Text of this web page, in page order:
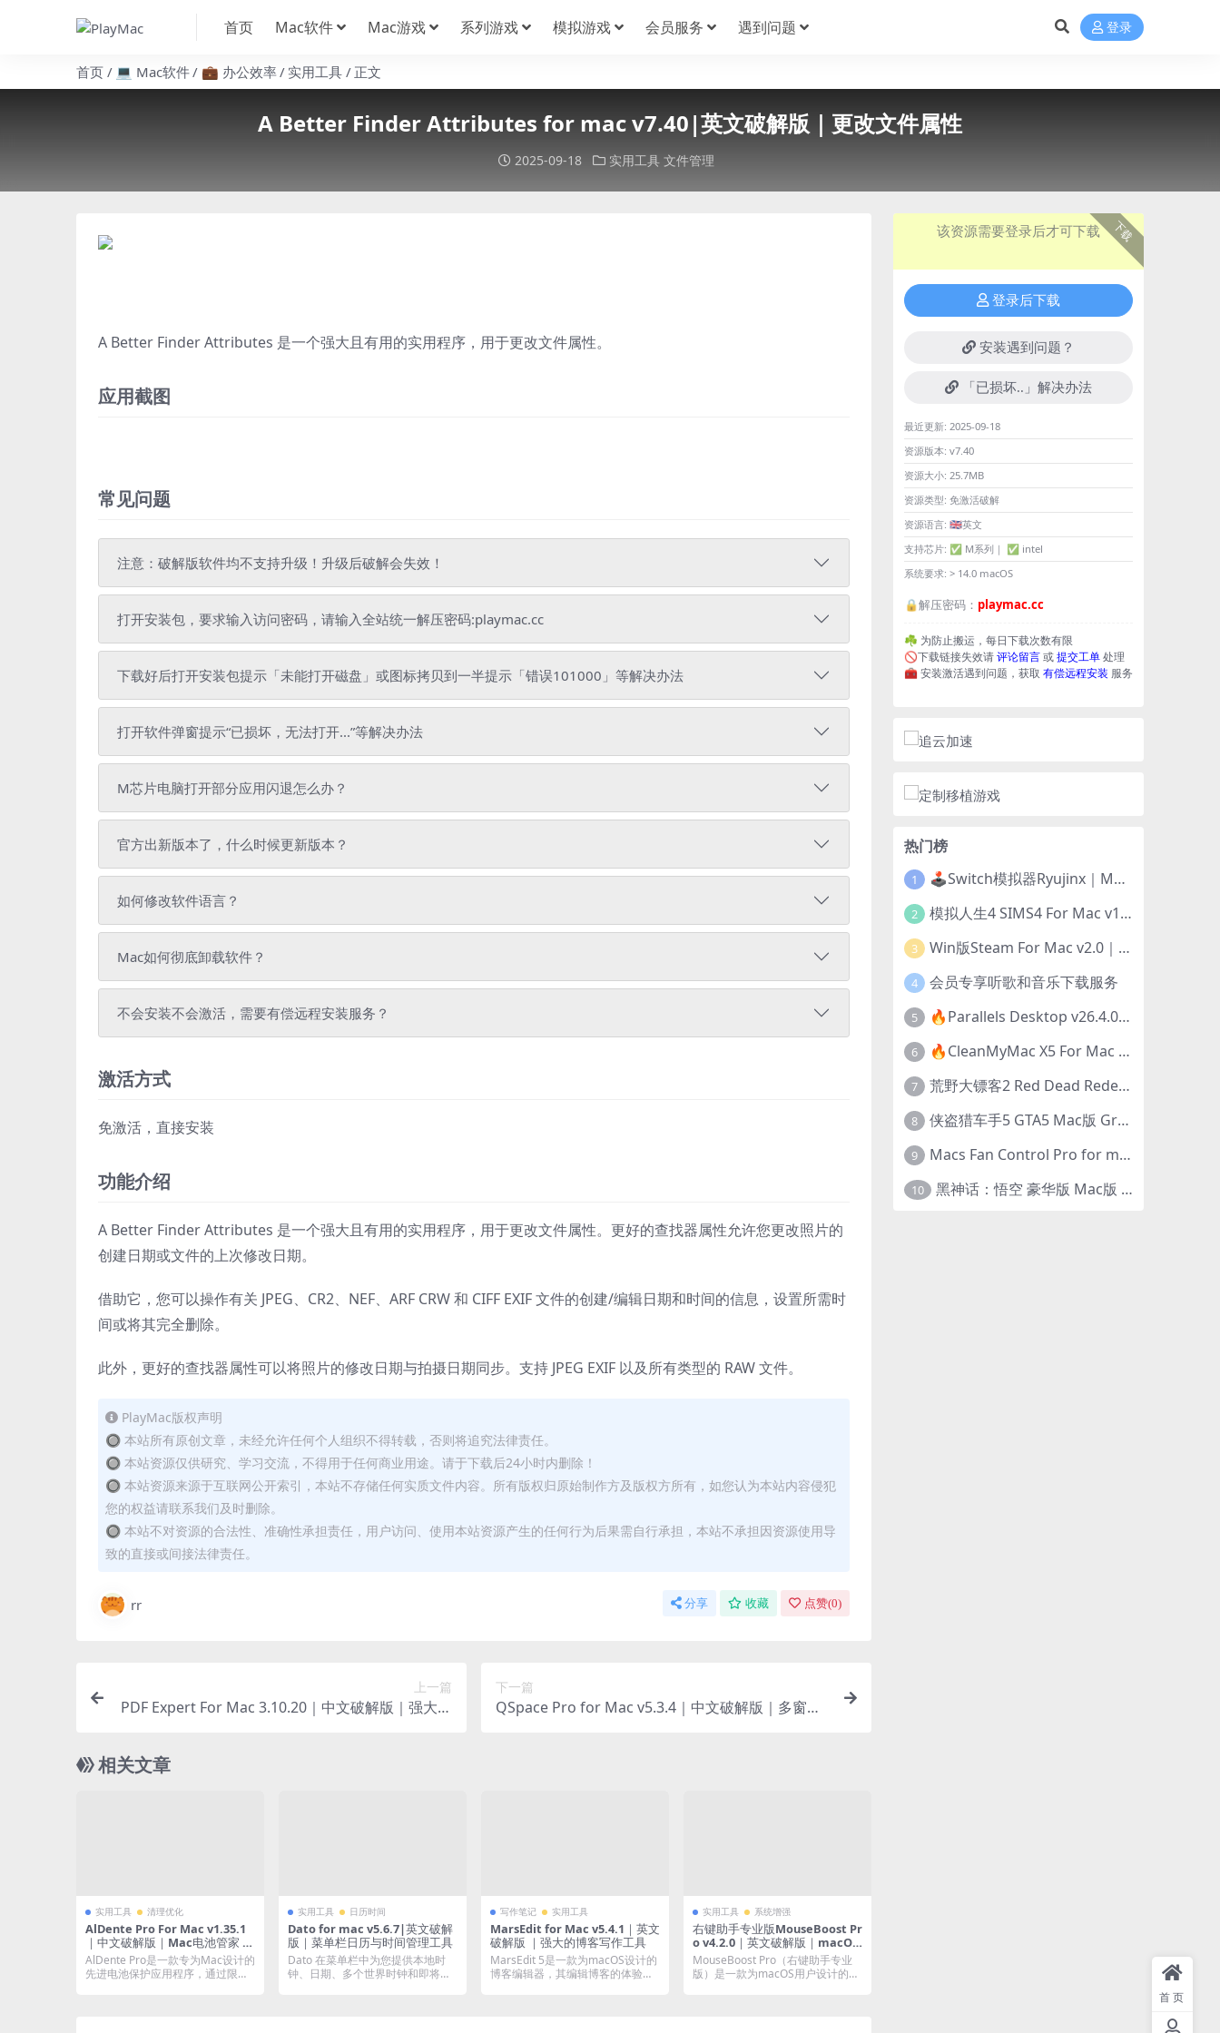
首页 Mac软件 Mac游戏 系列游戏 模拟游戏 会员服务 遇到问题 登录
首页 💻 Mac软件 💼 办公效率 实用工具 正文
A Better Finder Attributes for mac v7.40|英文破解版｜更改文件属性
2025-09-18 实用工具 文件管理
A Better Finder Attributes 是一个强大且有用的实用程序，用于更改文件属性。
应用截图
常见问题
注意：破解版软件均不支持升级！升级后破解会失效！
打开安装包，要求输入访问密码，请输入全站统一解压密码:playmac.cc
下载好后打开安装包提示「未能打开磁盘」或图标拷贝到一半提示「错误101000」等解决办法
打开软件弹窗提示“已损坏，无法打开...”等解决办法
M芯片电脑打开部分应用闪退怎么办？
官方出新版本了，什么时候更新版本？
如何修改软件语言？
Mac如何彻底卸载软件？
不会安装不会激活，需要有偿远程安装服务？
激活方式
免激活，直接安装
功能介绍
A Better Finder Attributes 是一个强大且有用的实用程序，用于更改文件属性。更好的查找器属性允许您更改照片的
创建日期或文件的上次修改日期。
借助它，您可以操作有关 JPEG、CR2、NEF、ARF CRW 和 CIFF EXIF 文件的创建/编辑日期和时间的信息，设置所需时
间或将其完全删除。
此外，更好的查找器属性可以将照片的修改日期与拍摄日期同步。支持 JPEG EXIF 以及所有类型的 RAW 文件。
PlayMac版权声明
🔘 本站所有原创文章，未经允许任何个人组织不得转载，否则将追究法律责任。
🔘 本站资源仅供研究、学习交流，不得用于任何商业用途。请于下载后24小时内删除！
🔘 本站资源来源于互联网公开索引，本站不存储任何实质文件内容。所有版权归原始制作方及版权方所有，如您认为本站内容侵犯
您的权益请联系我们及时删除。
🔘 本站不对资源的合法性、准确性承担责任，用户访问、使用本站资源产生的任何行为后果需自行承担，本站不承担因资源使用导
致的直接或间接法律责任。
rr 分享 收藏 点赞(0)
上一篇
PDF Expert For Mac 3.10.20｜中文破解版｜强大的
下一篇
QSpace Pro for Mac v5.3.4｜中文破解版｜多窗格
相关文章
实用工具 清理优化
AlDente Pro For Mac v1.35.1
｜中文破解版｜Mac电池管家 调
整电池充电阈值 延长电池寿命
AlDente Pro是一款专为Mac设计的
先进电池保护应用程序，通过限制
实用工具 日历时间
Dato for mac v5.6.7|英文破解
版｜菜单栏日历与时间管理工具
Dato 在菜单栏中为您提供本地时
钟、日期、多个世界时钟和即将举
写作笔记 实用工具
MarsEdit for Mac v5.4.1｜英文
破解版 ｜强大的博客写作工具
MarsEdit 5是一款为macOS设计的
博客编辑器，其编辑博客的体验就
实用工具 系统增强
右键助手专业版MouseBoost Pr
o v4.2.0｜英文破解版｜macOS
鼠标右键增强软件
MouseBoost Pro（右键助手专业
版）是一款为macOS用户设计的应
下载
该资源需要登录后才可下载
登录后下载
安装遇到问题？
「已损坏..」解决办法
最近更新: 2025-09-18
资源版本: v7.40
资源大小: 25.7MB
资源类型: 免激活破解
资源语言: 🇬🇧英文
支持芯片: ✅ M系列｜ ✅ intel
系统要求: > 14.0 macOS
🔒解压密码： playmac.cc
☘️ 为防止搬运，每日下载次数有限
🚫下载链接失效请评论留言或提交工单处理
🧰 安装激活遇到问题，获取 有偿远程安装 服务
热门榜
1 🕹️Switch模拟器Ryujinx｜Mac+Win版｜开发团队已解散此乃最后的绝唱版本
2 模拟人生4 SIMS4 For Mac v1.118.257.1220｜中文原生版｜无限金币｜全100DLC
3 Win版Steam For Mac v2.0｜在Mac运行Win版游戏！｜升级GPTK4.0支持！
4 会员专享听歌和音乐下载服务
5 🔥Parallels Desktop v26.4.0-57513｜免激活版｜在Mac上安装Windows/Linux等系统[赠Windows激活]
6 🔥CleanMyMac X5 For Mac v5.5.7｜免激活版｜macOS系统优化/清理神器
7 荒野大镖客2 Red Dead Redemption 2 for mac v1436.28｜中文移植版｜最好玩的开放世界游戏
8 侠盗猎车手5 GTA5 Mac版 Grand Theft Auto V For Mac｜中文破解版
9 Macs Fan Control Pro for mac v1.5.18｜中文破解版｜风扇监控与控制工具
10 黑神话：悟空 豪华版 Mac版 Black Myth: Wukong For Mac v1.0.21.23831｜国语中文移植版｜仅限终身VIP交流学习｜含Mac+Win版
首页